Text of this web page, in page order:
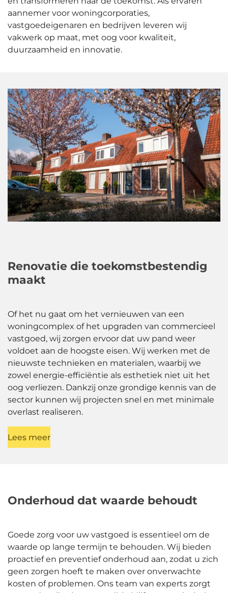
aannemer voor woningcorporaties,
vastgoedeigenaren en bedrijven leveren wij
vakwerk op maat, met oog voor kwaliteit,
duurzaamheid en innovatie.
Renovatie die toekomstbestendig
maakt
Of het nu gaat om het vernieuwen van een
woningcomplex of het upgraden van commercieel
vastgoed, wij zorgen ervoor dat uw pand weer
voldoet aan de hoogste eisen. Wij werken met de
nieuwste technieken en materialen, waarbij we
zowel energie-efficiëntie als esthetiek niet uit het
oog verliezen. Dankzij onze grondige kennis van de
sector kunnen wij projecten snel en met minimale
overlast realiseren.
Lees meer
Onderhoud dat waarde behoudt
Goede zorg voor uw vastgoed is essentieel om de
waarde op lange termijn te behouden. Wij bieden
proactief en preventief onderhoud aan, zodat u zich
geen zorgen hoeft te maken over onverwachte
kosten of problemen. Ons team van experts zorgt